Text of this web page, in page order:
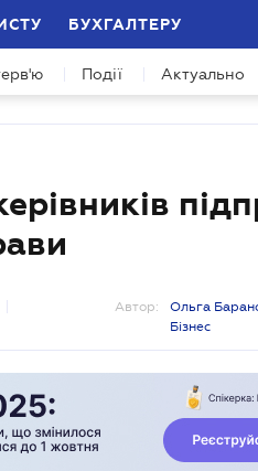
БУХГАЛТЕРУ
Події Актуально
Автор:
Ольга
Бізнес